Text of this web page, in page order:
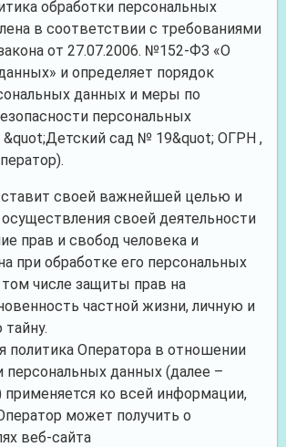
обработки персональных
в соответствии с требованиями
от 27.07.2006. №152-ФЗ «О
и определяет порядок
данных и меры по
персональных
сад № 19&quot; ОГРН ,
своей важнейшей целью и
своей деятельности
прав и свобод человека и
при обработке его персональных
числе защиты прав на
частной жизни, личную и
политика Оператора в отношении
персональных данных (далее –
применяется ко всей информации,
может получить о
веб-сайта